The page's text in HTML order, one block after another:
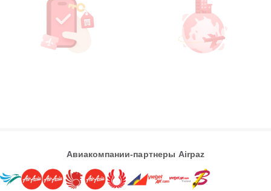
Авиакомпании-партнеры Airpaz